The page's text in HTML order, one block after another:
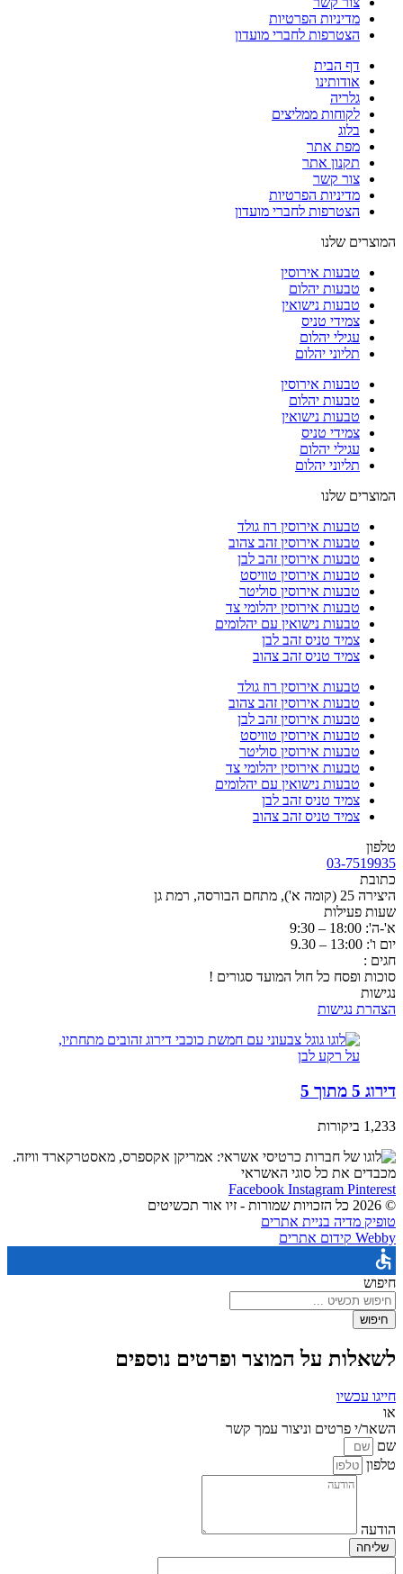
מדיניות הפרטיות
הצטרפות לחברי מועדון
דף הבית
אודותינו
גלריה
לקוחות ממליצים
בלוג
מפת אתר
תקנון אתר
צור קשר
מדיניות הפרטיות
הצטרפות לחברי מועדון
המוצרים שלנו
טבעות אירוסין
טבעות יהלום
טבעות נישואין
צמידי טניס
עגילי יהלום
תליוני יהלום
טבעות אירוסין
טבעות יהלום
טבעות נישואין
צמידי טניס
עגילי יהלום
תליוני יהלום
המוצרים שלנו
טבעות אירוסין רוז גולד
טבעות אירוסין זהב צהוב
טבעות אירוסין זהב לבן
טבעות אירוסין טוויסט
טבעות אירוסין סוליטר
טבעות אירוסין יהלומי צד
טבעות נישואין עם יהלומים
צמיד טניס זהב לבן
צמיד טניס זהב צהוב
טבעות אירוסין רוז גולד
טבעות אירוסין זהב צהוב
טבעות אירוסין זהב לבן
טבעות אירוסין טוויסט
טבעות אירוסין סוליטר
טבעות אירוסין יהלומי צד
טבעות נישואין עם יהלומים
צמיד טניס זהב לבן
צמיד טניס זהב צהוב
טלפון
03-7519935
כתובת
היצירה 25 (קומה א'), מתחם הבורסה, רמת גן
שעות פעילות
א'-ה': 18:00 – 9:30
יום ו': 13:00 – 9.30
חגים :
סוכות ופסח כל חול המועד סגורים !
נגישות
הצהרת נגישות
דירוג 5 מתוך 5
1,233 ביקורות
מכבדים את כל סוגי האשראי
Facebook Instagram Pinterest
© 2026 כל הזכויות שמורות - זיו אור תכשיטים
טופיק מדיה בניית אתרים
Webby קידום אתרים
חיפוש
חיפוש
לשאלות על המוצר ופרטים נוספים
חייגו עכשיו
או
השאר/י פרטים וניצור עמך קשר
שם
טלפון
הודעה
שליחה